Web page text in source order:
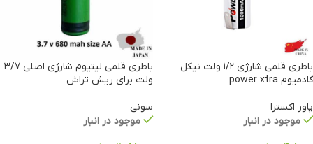
باطری قلمی شارژی ۱/۲ ولت نیکل
کادمیوم power xtra
پاور اکسترا
موجود در انبار
باطری قلمی لیتیوم شارژی اصلی ۳/۷
ولت برای ریش تراش
سونی
موجود در انبار